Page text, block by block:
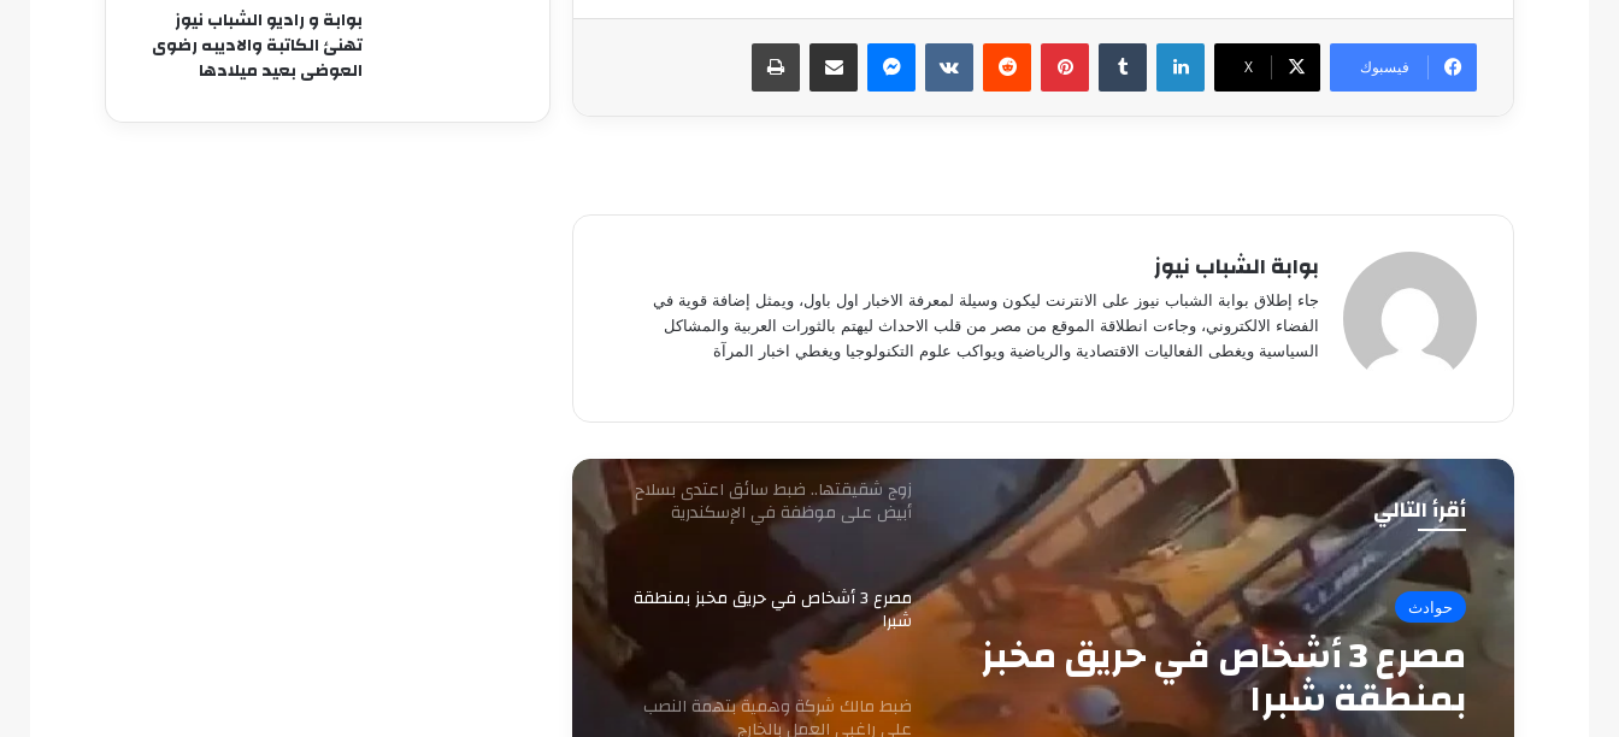
فيسبوك ‫X
لينكدإن بينتيريست ماسنجر مشاركة عبر البريد طباعة
بوابة الشباب نيوز
جاء إطلاق بوابة الشباب نيوز على الانترنت ليكون وسيلة لمعرفة الاخبار اول باول، ويمثل إضافة قوية في
الفضاء الالكتروني، وجاءت انطلاقة الموقع من مصر من قلب الاحداث ليهتم بالثورات العربية والمشاكل
السياسية ويغطى الفعاليات الاقتصادية والرياضية ويواكب علوم التكنولوجيا ويغطي اخبار المرآة
أقرأ التالي
حوادث
مصرع 3 أشخاص في حريق مخبز
بمنطقة شبرا
كشف ملابسات ادعاء شخص باختطافه من
آخرين
الصحية
زوج شقيقتها.. ضبط سائق اعتدى بسلاح
أبيض على موظفة في الإسكندرية
مصرع 3 أشخاص في حريق مخبز بمنطقة
شبرا
ضبط مالك شركة وهمية بتهمة النصب
على راغبي العمل بالخارج
بوابة و راديو الشباب نيوز
تهنئ الكاتبة والاديبه رضوى
العوضى بعيد ميلادها